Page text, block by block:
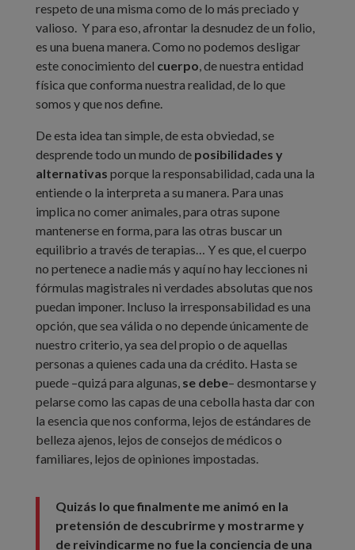
respeto de una misma como de lo más preciado y
valioso. Y para eso, afrontar la desnudez de un folio,
es una buena manera. Como no podemos desligar
este conocimiento del cuerpo, de nuestra entidad
física que conforma nuestra realidad, de lo que
somos y que nos define.
De esta idea tan simple, de esta obviedad, se
desprende todo un mundo deposibilidades y
alternativas porque la responsabilidad, cada una la
entiende o la interpreta a su manera. Para unas
implica no comer animales, para otras supone
mantenerse en forma, para las otras buscar un
equilibrio a través de terapias… Y es que, el cuerpo
no pertenece a nadie más y aquí no hay lecciones ni
fórmulas magistrales ni verdades absolutas que nos
puedan imponer. Incluso la irresponsabilidad es una
opción, que sea válida o no depende únicamente de
nuestro criterio, ya sea del propio o de aquellas
personas a quienes cada una da crédito. Hasta se
puede –quizá para algunas, se debe– desmontarse y
pelarse como las capas de una cebolla hasta dar con
la esencia que nos conforma, lejos de estándares de
belleza ajenos, lejos de consejos de médicos o
familiares, lejos de opiniones impostadas.
Quizás lo que finalmente me animó en la
pretensión de descubrirme y mostrarme y
de reivindicarme no fue la conciencia de una